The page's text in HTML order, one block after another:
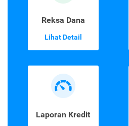
Reksa Dana
Lihat Detail
Laporan Kredit